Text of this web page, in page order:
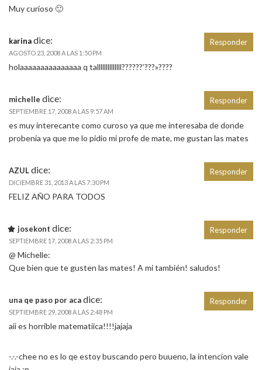
Muy curioso 🙂
karinadice:
AGOSTO 23, 2008 A LAS 1:50 PM
holaaaaaaaaaaaaaaa q tallllllllllllll??????’???»????
Responder
michelle dice:
SEPTIEMBRE 17, 2008 A LAS 9:57 AM
es muy interecante como curoso ya que me interesaba de donde
probenia ya que me lo pidio mi profe de mate, me gustan las mates
Responder
AZULdice:
DICIEMBRE 31, 2013 A LAS 7:30 PM
FELIZ AÑO PARA TODOS
Responder
josekont dice:
SEPTIEMBRE 17, 2008 A LAS 2:35 PM
@ Michelle:
Que bien que te gusten las mates! A mi también! saludos!
Responder
una qe paso por acadice:
SEPTIEMBRE 29, 2008 A LAS 2:48 PM
aii es horrible matematiica!!!!jajaja
-.-.-chee no es lo qe estoy buscando pero buueno, la intencion vale
Responder